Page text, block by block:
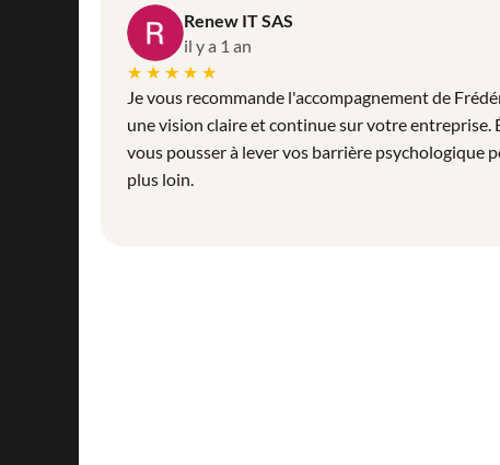
Renew IT SAS
il y a 1 an
★★★★★
Je vous recommande l'accompagnement de
une vision claire et continue sur votre entreprise.
vous pousser à lever vos barrière psychologique
plus loin.